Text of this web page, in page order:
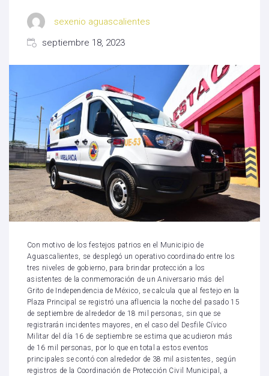
sexenio aguascalientes
septiembre 18, 2023
Con motivo de los festejos patrios en el Municipio de
Aguascalientes, se desplegó un operativo coordinado entre los
tres niveles de gobierno, para brindar protección a los
asistentes de la conmemoración de un Aniversario más del
Grito de Independencia de México, se calcula que al festejo en la
Plaza Principal se registró una afluencia la noche del pasado 15
de septiembre de alrededor de 18 mil personas, sin que se
registrarán incidentes mayores, en el caso del Desfile Cívico
Militar del día 16 de septiembre se estima que acudieron más
de 16 mil personas, por lo que en total a estos eventos
principales se contó con alrededor de 38 mil asistentes, según
registros de la Coordinación de Protección Civil Municipal, a